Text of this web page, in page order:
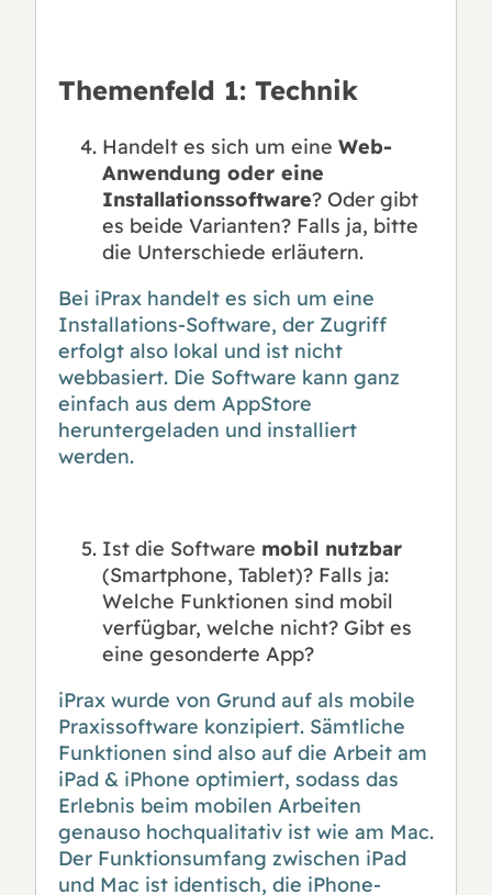
Themenfeld 1: Technik
Handelt es sich um eine Web-
Anwendung oder eine
Installationssoftware? Oder gibt
es beide Varianten? Falls ja, bitte
die Unterschiede erläutern.
Bei iPrax handelt es sich um eine
Installations-Software, der Zugriff
erfolgt also lokal und ist nicht
webbasiert. Die Software kann ganz
einfach aus dem AppStore
heruntergeladen und installiert
werden.
Ist die Software mobil nutzbar
(Smartphone, Tablet)? Falls ja:
Welche Funktionen sind mobil
verfügbar, welche nicht? Gibt es
eine gesonderte App?
iPrax wurde von Grund auf als mobile
Praxissoftware konzipiert. Sämtliche
Funktionen sind also auf die Arbeit am
iPad & iPhone optimiert, sodass das
Erlebnis beim mobilen Arbeiten
genauso hochqualitativ ist wie am Mac.
Der Funktionsumfang zwischen iPad
und Mac ist identisch, die iPhone-